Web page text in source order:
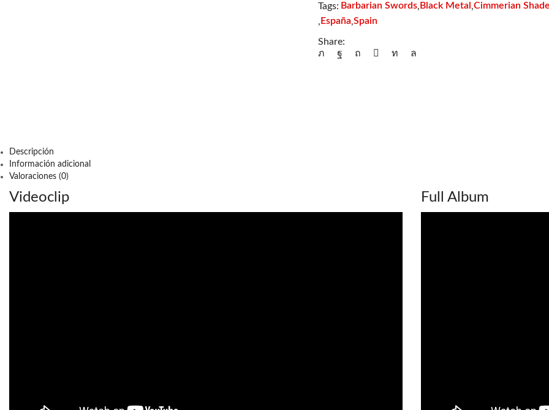
Tags: Barbarian Swords, Black Metal ,Cimmerian Shade
, España,Spain
Share:
Descripción
Información adicional
Valoraciones (0)
Videoclip Full Album